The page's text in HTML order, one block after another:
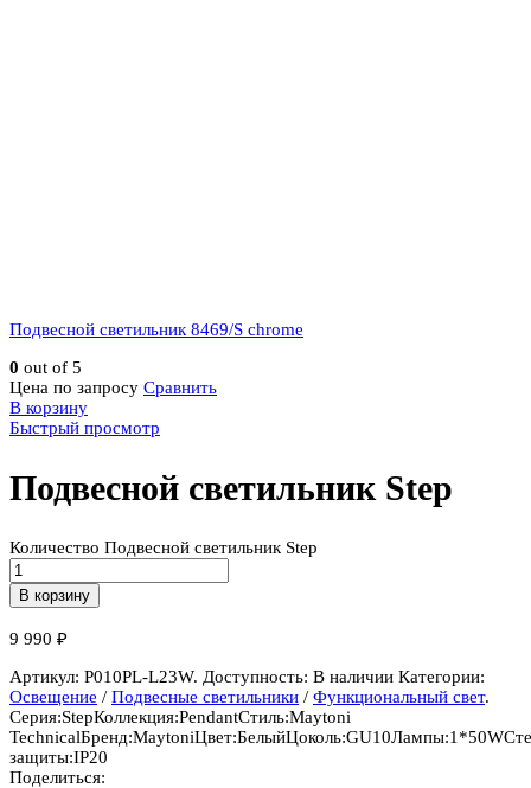
Подвесной светильник 8469/S chrome
0 out of 5
Цена по запросу Сравнить
В корзину
Быстрый просмотр
Подвесной светильник Step
Количество Подвесной светильник Step
В корзину
9 990 ₽
Артикул: P010PL-L23W. Доступность: В наличии Категории:
Освещение / Подвесные светильники / Функциональный свет.
Серия:StepКоллекция:PendantСтиль:Maytoni
TechnicalБренд:MaytoniЦвет:БелыйЦоколь:GU10Лампы:1*50W
защиты:IP20
Поделиться: